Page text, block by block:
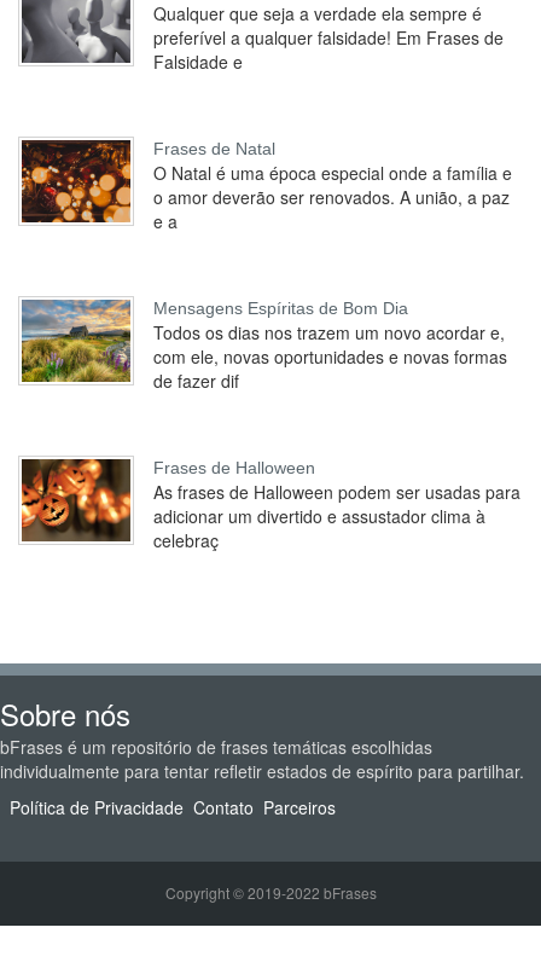
Qualquer que seja a verdade ela sempre é
preferível a qualquer falsidade! Em Frases de
Falsidade e
Frases de Natal
O Natal é uma época especial onde a família e
o amor deverão ser renovados. A união, a paz
e a
Mensagens Espíritas de Bom Dia
Todos os dias nos trazem um novo acordar e,
com ele, novas oportunidades e novas formas
de fazer dif
Frases de Halloween
As frases de Halloween podem ser usadas para
adicionar um divertido e assustador clima à
celebraç
Sobre nós
bFrases é um repositório de frases temáticas escolhidas
individualmente para tentar refletir estados de espírito para partilhar.
Política de Privacidade Contato Parceiros
Copyright © 2019-2022 bFrases